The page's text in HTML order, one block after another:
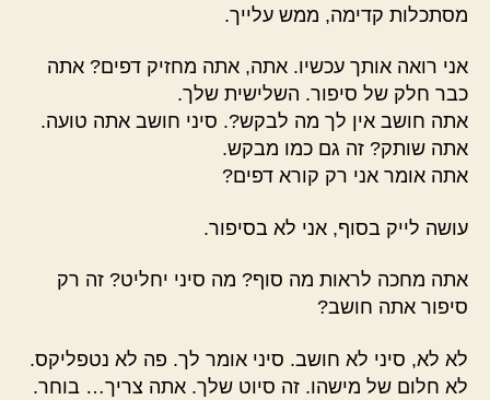
מסתכלות קדימה, ממש עלייך.
אני רואה אותך עכשיו. אתה, אתה מחזיק דפים? אתה
כבר חלק של סיפור. השלישית שלך.
אתה חושב אין לך מה לבקש?. סיני חושב אתה טועה.
אתה שותק? זה גם כמו מבקש.
אתה אומר אני רק קורא דפים?
עושה לייק בסוף, אני לא בסיפור.
אתה מחכה לראות מה סוף? מה סיני יחליט? זה רק
סיפור אתה חושב?
לא לא, סיני לא חושב. סיני אומר לך. פה לא נטפליקס.
לא חלום של מישהו. זה סיוט שלך. אתה צריך… בוחר.